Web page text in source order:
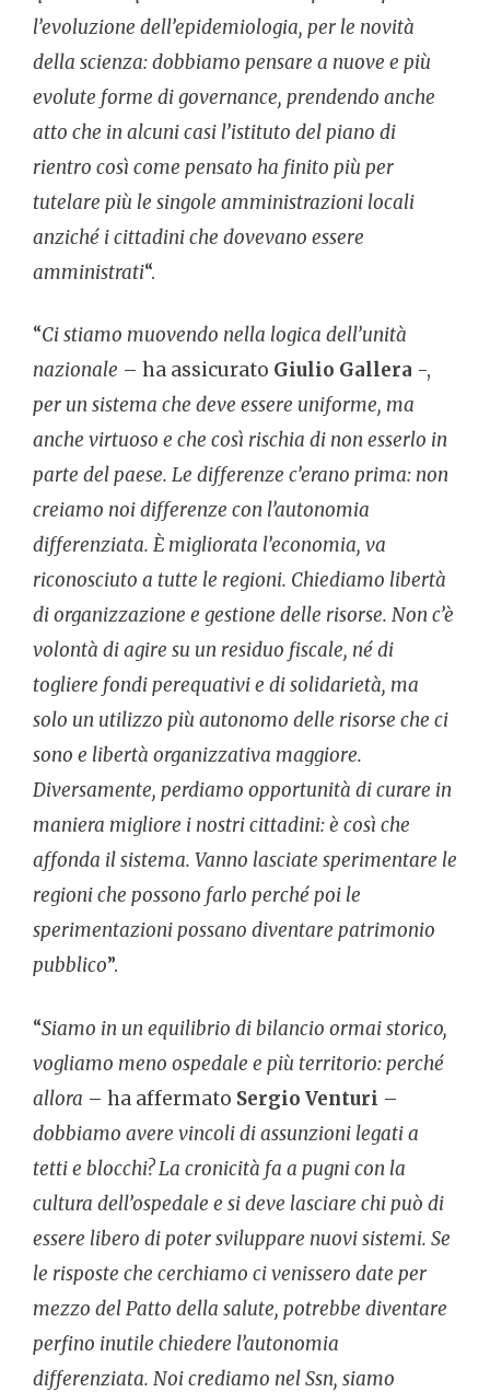
l’evoluzione dell’epidemiologia, per le novità
della scienza: dobbiamo pensare a nuove e più
evolute forme di governance, prendendo anche
atto che in alcuni casi l’istituto del piano di
rientro così come pensato ha finito più per
tutelare più le singole amministrazioni locali
anziché i cittadini che dovevano essere
amministrati“.
“Ci stiamo muovendo nella logica dell’unità
nazionale – ha assicurato Giulio Gallera -,
per un sistema che deve essere uniforme, ma
anche virtuoso e che così rischia di non esserlo in
parte del paese. Le differenze c’erano prima: non
creiamo noi differenze con l’autonomia
differenziata. È migliorata l’economia, va
riconosciuto a tutte le regioni. Chiediamo libertà
di organizzazione e gestione delle risorse. Non c’è
volontà di agire su un residuo fiscale, né di
togliere fondi perequativi e di solidarietà, ma
solo un utilizzo più autonomo delle risorse che ci
sono e libertà organizzativa maggiore.
Diversamente, perdiamo opportunità di curare in
maniera migliore i nostri cittadini: è così che
affonda il sistema. Vanno lasciate sperimentare le
regioni che possono farlo perché poi le
sperimentazioni possano diventare patrimonio
pubblico”.
“Siamo in un equilibrio di bilancio ormai storico,
vogliamo meno ospedale e più territorio: perché
allora – ha affermato Sergio Venturi –
dobbiamo avere vincoli di assunzioni legati a
tetti e blocchi? La cronicità fa a pugni con la
cultura dell’ospedale e si deve lasciare chi può di
essere libero di poter sviluppare nuovi sistemi. Se
le risposte che cerchiamo ci venissero date per
mezzo del Patto della salute, potrebbe diventare
perfino inutile chiedere l’autonomia
differenziata. Noi crediamo nel Ssn, siamo